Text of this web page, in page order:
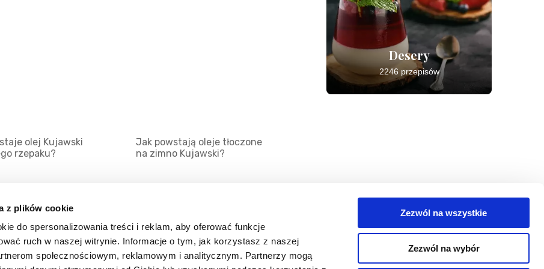
z plików cookie
do spersonalizowania treści i reklam, aby oferować funkcje
ruch w naszej witrynie. Informacje o tym, jak korzystasz z naszej
społecznościowym, reklamowym i analitycznym. Partnerzy mogą
Zezwól na wszystkie
Zezwól na wybór
Desery
2246 przepisów
olej Kujawski
rzepaku?
Jak powstają oleje tłoczone
na zimno Kujawski?
Mapa serwisu
Kanały RSS
Kategorie
Kontakt